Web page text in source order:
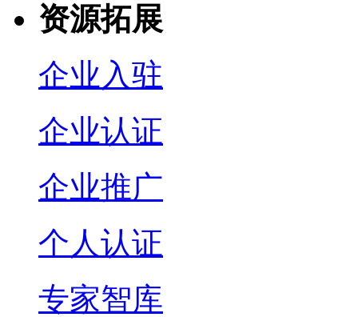
资源拓展
企业入驻
企业认证
企业推广
个人认证
专家智库